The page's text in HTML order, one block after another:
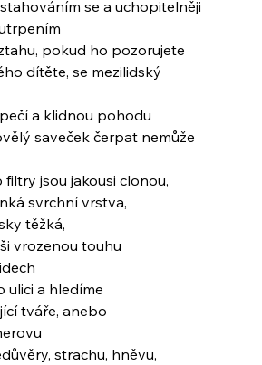
se a uchopitelněji
pokud ho pozorujete
dítěte, se mezilidský
a klidnou pohodu
saveček čerpat nemůže
jsou jakousi clonou,
svrchní vrstva,
těžká,
vrozenou touhu
ulici a hledíme
tváře, anebo
strachu, hněvu,